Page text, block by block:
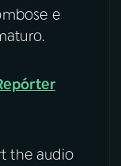
e
the audio